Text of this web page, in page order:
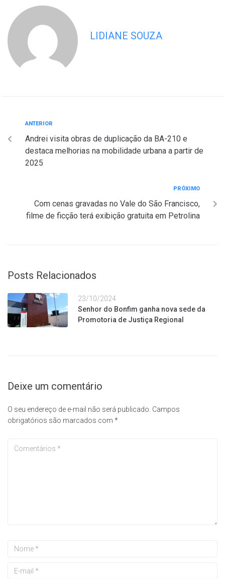
LIDIANE SOUZA
ANTERIOR
Andrei visita obras de duplicação da BA-210 e
destaca melhorias na mobilidade urbana a partir de
2025
PRÓXIMO
Com cenas gravadas no Vale do São Francisco,
filme de ficção terá exibição gratuita em Petrolina
Posts Relacionados
23/10/2024
Senhor do Bonfim ganha nova sede da
Promotoria de Justiça Regional
Deixe um comentário
O seu endereço de e-mail não será publicado. Campos
obrigatórios são marcados com *